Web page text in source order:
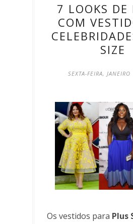
7 LOOKS DE
COM
SIZE
SEXTA-FEIRA,
Os vestidos para Plus